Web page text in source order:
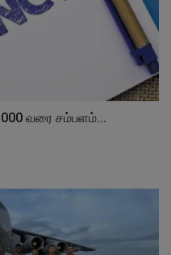
வரை சம்பளம்...